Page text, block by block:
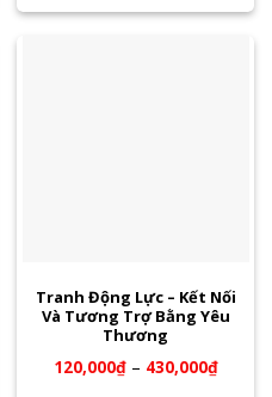
Tranh Động Lực – Kết Nối
Và Tương Trợ Bằng Yêu
Thương
120,000₫– 430,000₫